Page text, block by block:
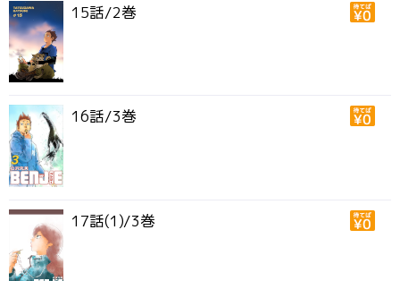
15話/2巻
16話/3巻
17話(1)/3巻